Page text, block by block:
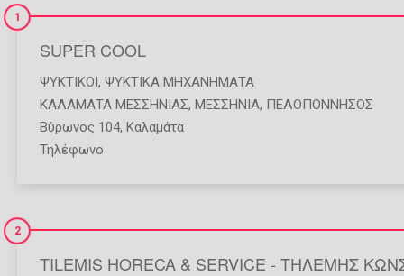
SUPER COOL
1
ΨΥΚΤΙΚΟΊ, ΨΥΚΤΙΚΆ ΜΗΧΑΝΉΜΑΤΑ
ΚΑΛΑΜΑΤΑ ΜΕΣΣΗΝΙΑΣ, ΜΕΣΣΗΝΙΑ, ΠΕΛΟΠΟΝΝΗΣΟΣ
Βύρωνος 104, Καλαμάτα
Τηλέφωνο
TILEMIS HORECA & SERVICE - ΤΗΛΕΜΗΣ
2